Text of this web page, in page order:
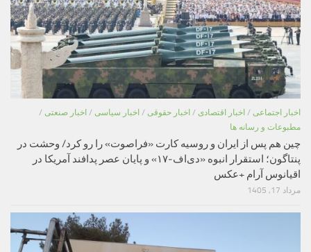
اخبار اجتماعی / اخبار اقتصادی / اخبار حقوقی / اخبار سیاسی / اخبار صنعتی /
مطبوعات و رسانه ها
چین هم پس از ایران و روسیه کارت «فراصوت» را رو کرد/ وحشت در
پنتاگون؛ استقرار انبوه «دی‌اف‑۱۷» و پایان عصر پدافند آمریکا در
اقیانوس آرام +عکس
مرداد 17, 1405